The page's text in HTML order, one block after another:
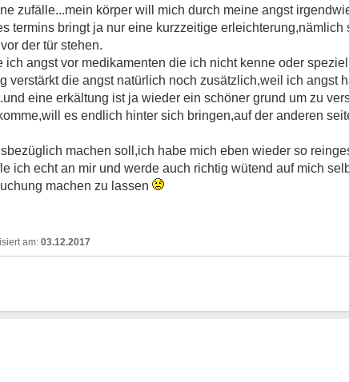
zufälle...mein körper will mich durch meine angst
termins bringt ja nur eine kurzzeitige erleichterung,nämlich
der tür stehen.
angst vor medikamenten die ich nicht kenne oder
verstärkt die angst natürlich noch zusätzlich,weil ich angst
eine erkältung ist ja wieder ein schöner grund um zu
es endlich hinter sich bringen,auf der anderen
machen soll,ich habe mich eben wieder so
ich echt an mir und werde auch richtig wütend auf mich
machen zu lassen
03.12.2017